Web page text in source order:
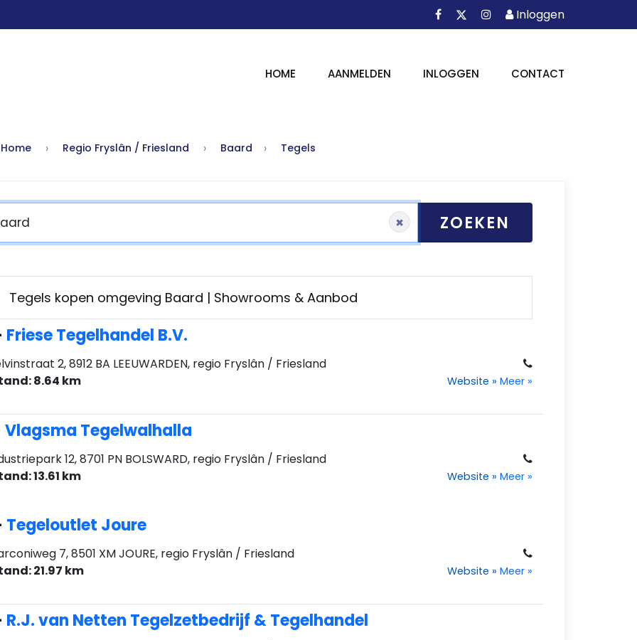
FacebookInstagram
Inloggen
Inloggen
HOME AANMELDEN INLOGGEN CONTACT
Home Regio Fryslân / Friesland Baard Tegels
× ZOEKEN
Tegels kopen omgeving Baard | Showrooms & Aanbod
Friese Tegelhandel B.V.
2, 8912 BA LEEUWARDEN, regio Fryslân / Friesland
8.64 km
Website » Meer »
Vlagsma Tegelwalhalla
12, 8701 PN BOLSWARD, regio Fryslân / Friesland
13.61 km
Website » Meer »
Tegeloutlet Joure
7, 8501 XM JOURE, regio Fryslân / Friesland
21.97 km
Website » Meer »
R.J. van Netten Tegelzetbedrijf & Tegelhandel